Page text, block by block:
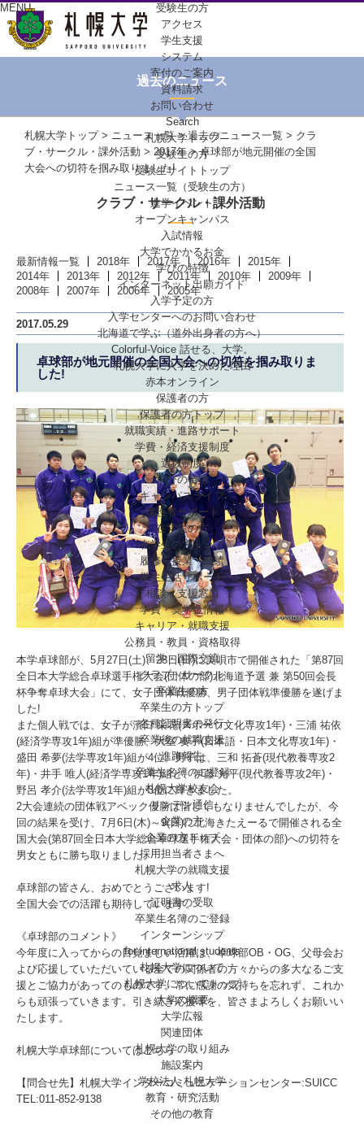
MENU
受験生の方
アクセス
学生支援
システム
寄付のご案内
資料請求
お問い合わせ
Search
札幌大学トップ
受験生の方
受験生サイトトップ
ニュース一覧（受験生の方）
進学イベント
オープンキャンパス
入試情報
大学でかかるお金
学びの特徴
インターネット出願ガイド
入学予定の方
入学センターへのお問い合わせ
北海道で学ぶ（道外出身者の方へ）
Colorful-Voice 話せる、大学。
札幌大学に入学を決めた理由
赤本オンライン
保護者の方
保護者の方トップ
就職実績・進路サポート
学費・経済支援制度
選抜制度
学びの特徴
キャンパスライフ
保護者サポート
在学生の方
在学生の方トップ
履修・授業・成績
学生生活サポート
相談・支援窓口
学費・奨学金情報
キャリア・就職支援
公務員・教員・資格取得
留学・国際交流
クラブ・サークル
卒業生の方
卒業生の方トップ
各種証明書の発行
卒業後の就職支援
進路報告
卒業生名簿のご登録
札幌大学校友会
リンデン通信
企業の方
企業の方トップ
採用担当者さまへ
札幌大学の就職支援
求人
証明書の受取
卒業生名簿のご登録
インターンシップ
for internationalstudents
札幌大学について
札幌大学についてトップ
大学の概要
大学広報
関連団体
札幌大学の取り組み
施設案内
学校法人 札幌大学
教育・研究活動
その他の教育
過去のニュース
札幌大学トップ> ニュース一覧>過去のニュース一覧 > クラ
ブ・サークル・課外活動 > 2017年> 卓球部が地元開催の全国
大会への切符を掴み取りました!
クラブ・サークル・課外活動
最新情報一覧 2018年 2017年 2016年
2015年
2014年
2013年 2012年 2011年 2010年
2009年
2008年
2007年 2006年 2005年
2017.05.29
卓球部が地元開催の全国大会への切符を掴み取りま
した!
本学卓球部が、5月27日(土)、28日(日)に美唄市で開催された「第87回
全日本大学総合卓球選手権大会(団体の部)北海道予選 兼 第50回会長
杯争奪卓球大会」にて、女子団体戦優勝、男子団体戦準優勝を遂げま
した!
また個人戦では、女子が濱口 采花(スポーツ文化専攻1年)・三浦 祐依
(経済学専攻1年)組が準優勝、大室 奏子(日本語・日本文化専攻1年)・
盛田 希夢(法学専攻1年)組が4位。男子は、三和 拓蒼(現代教養専攻2
年)・井手 唯人(経済学専攻1年)組と、伊藤 光平(現代教養専攻2年)・
野呂 孝介(法学専攻1年)組が3位に輝きました。
2大会連続の団体戦アベック優勝は惜しくもなりませんでしたが、今
回の結果を受け、7月6日(木)～9(日)に北海きたえーるで開催される全
国大会(第87回全日本大学総合卓球選手権大会・団体の部)への切符を
男女ともに勝ち取りました。
卓球部の皆さん、おめでとうございます!
全国大会での活躍も期待しています。
《卓球部のコメント》
今年度に入ってからの目覚ましい活躍は、卓球部OB・OG、父母会お
よび応援していただいている全ての関係者の方々からの多大なるご支
援とご協力があってのものです。常に感謝の気持ちを忘れず、これか
らも頑張っていきます。引き続き応援等を、皆さまよろしくお願いい
たします。
札幌大学卓球部についてはこちら
【問合せ先】札幌大学インターコミュニケーションセンター:SUICC
TEL:011-852-9138